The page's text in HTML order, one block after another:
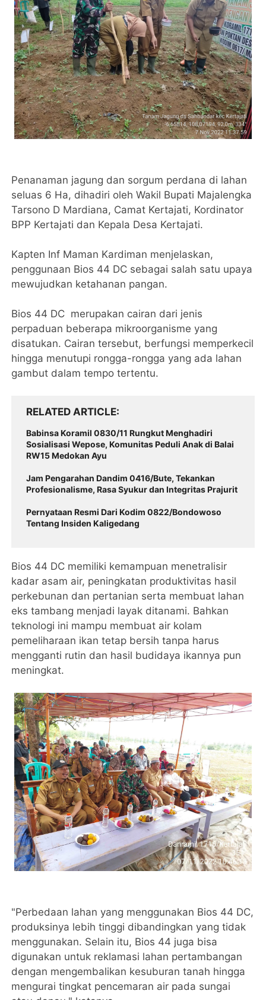
Penanaman jagung dan sorgum perdana di lahan
seluas 6 Ha, dihadiri oleh Wakil Bupati Majalengka
Tarsono D Mardiana, Camat Kertajati, Kordinator
BPP Kertajati dan Kepala Desa Kertajati.
Kapten Inf Maman Kardiman menjelaskan,
penggunaan Bios 44 DC sebagai salah satu upaya
mewujudkan ketahanan pangan.
Bios 44 DC merupakan cairan dari jenis
perpaduan beberapa mikroorganisme yang
disatukan. Cairan tersebut, berfungsi memperkecil
hingga menutupi rongga-rongga yang ada lahan
gambut dalam tempo tertentu.
RELATED ARTICLE
Babinsa Koramil 0830/11 Rungkut Menghadiri
Sosialisasi Wepose, Komunitas Peduli Anak di Balai
RW15 Medokan Ayu
Jam Pengarahan Dandim 0416/Bute, Tekankan
Profesionalisme, Rasa Syukur dan Integritas Prajurit
Pernyataan Resmi Dari Kodim 0822/Bondowoso
Tentang Insiden Kaligedang
Bios 44 DC memiliki kemampuan menetralisir
kadar asam air, peningkatan produktivitas hasil
perkebunan dan pertanian serta membuat lahan
eks tambang menjadi layak ditanami. Bahkan
teknologi ini mampu membuat air kolam
pemeliharaan ikan tetap bersih tanpa harus
mengganti rutin dan hasil budidaya ikannya pun
meningkat.
"Perbedaan lahan yang menggunakan Bios 44 DC,
produksinya lebih tinggi dibandingkan yang tidak
menggunakan. Selain itu, Bios 44 juga bisa
digunakan untuk reklamasi lahan pertambangan
dengan mengembalikan kesuburan tanah hingga
mengurai tingkat pencemaran air pada sungai